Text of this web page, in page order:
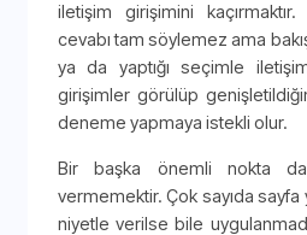
iletişim girişimini
cevabı tam söylemez ama
ya da yaptığı seçimle
girişimler görülüp
deneme yapmaya istekli olur.
Bir başka önemli nokta
vermemektir. Çok sayıda
niyetle verilse bile